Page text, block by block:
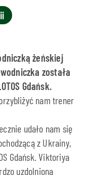
żeńskiej
została
Gdańsk.
nam trener
udało nam się
z Ukrainy,
Gdańsk. Viktoriya
uzdolniona